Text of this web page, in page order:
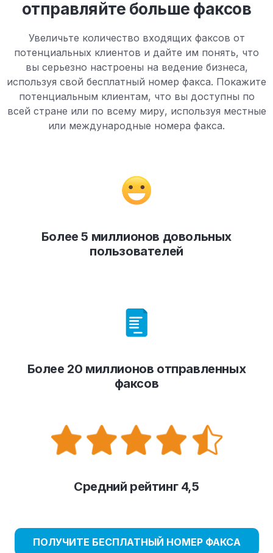
отправляйте больше факсов
Увеличьте количество входящих факсов от
потенциальных клиентов и дайте им понять, что
вы серьезно настроены на ведение бизнеса,
используя свой бесплатный номер факса. Покажите
потенциальным клиентам, что вы доступны по
всей стране или по всему миру, используя местные
или международные номера факса.
Более 5 миллионов довольных
пользователей
Более 20 миллионов отправленных
факсов
Средний рейтинг 4,5
ПОЛУЧИТЕ БЕСПЛАТНЫЙ НОМЕР ФАКСА